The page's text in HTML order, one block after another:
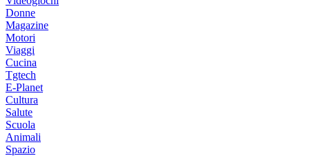
Donne
Magazine
Motori
Viaggi
Cucina
Tgtech
E-Planet
Cultura
Salute
Scuola
Animali
Spazio